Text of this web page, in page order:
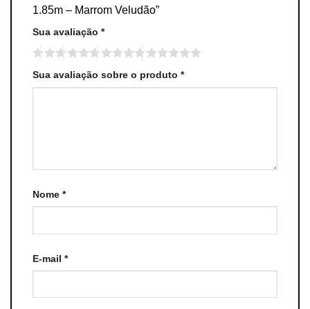
1.85m – Marrom Veludão”
Sua avaliação *
Sua avaliação sobre o produto *
Nome *
E-mail *